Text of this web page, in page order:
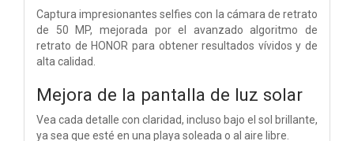
Captura impresionantes selfies con la cámara de retrato
de 50 MP, mejorada por el avanzado algoritmo de
retrato de HONOR para obtener resultados vívidos y de
alta calidad.
Mejora de la pantalla de luz solar
Vea cada detalle con claridad, incluso bajo el sol brillante,
ya sea que esté en una playa soleada o al aire libre.